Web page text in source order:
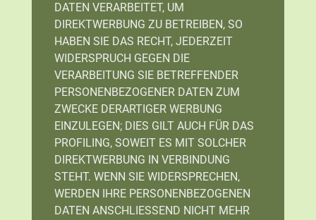
DATEN VERARBEITET, UM
DIREKTWERBUNG ZU BETREIBEN, SO
HABEN SIE DAS RECHT, JEDERZEIT
WIDERSPRUCH GEGEN DIE
VERARBEITUNG SIE BETREFFENDER
PERSONENBEZOGENER DATEN ZUM
ZWECKE DERARTIGER WERBUNG
EINZULEGEN; DIES GILT AUCH FÜR DAS
PROFILING, SOWEIT ES MIT SOLCHER
DIREKTWERBUNG IN VERBINDUNG
STEHT. WENN SIE WIDERSPRECHEN,
WERDEN IHRE PERSONENBEZOGENEN
DATEN ANSCHLIESSEND NICHT MEHR